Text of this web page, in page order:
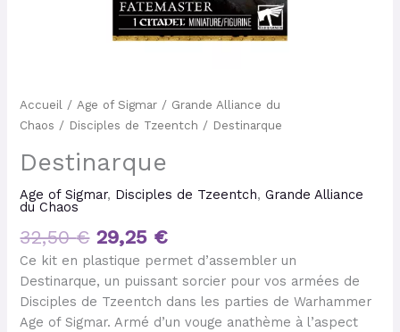
Accueil /Age of Sigmar / Grande Alliance du
Chaos / Disciples de Tzeentch / Destinarque
Destinarque
Age of Sigmar, Disciples de Tzeentch,Grande Alliance
du Chaos
32,50€ 29,25 €
Ce kit en plastique permet d’assembler un
Destinarque, un puissant sorcier pour vos armées de
Disciples de Tzeentch dans les parties de Warhammer
Age of Sigmar. Armé d’un vouge anathème à l’aspect